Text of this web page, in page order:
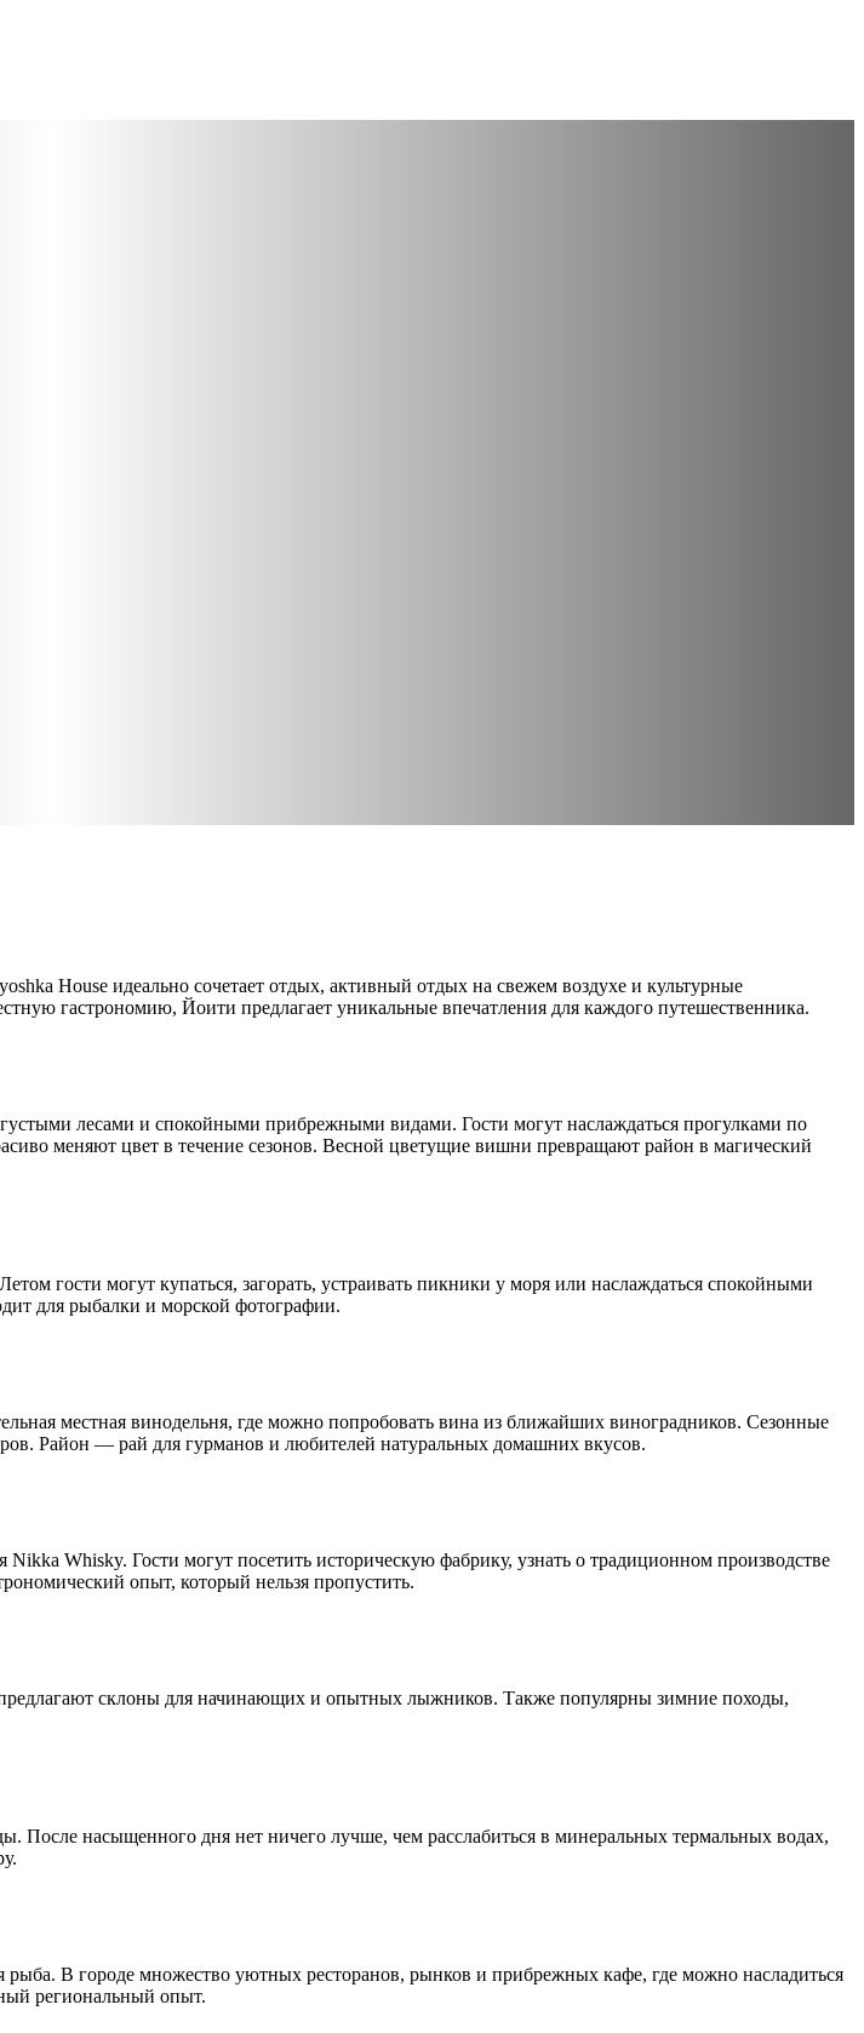
House идеально сочетает отдых, активный отдых на свежем воздухе и культурные
гастрономию, Йоити предлагает уникальные впечатления для каждого путешественника.
лесами и спокойными прибрежными видами. Гости могут наслаждаться прогулками по
меняют цвет в течение сезонов. Весной цветущие вишни превращают район в магический
гости могут купаться, загорать, устраивать пикники у моря или наслаждаться спокойными
для рыбалки и морской фотографии.
местная винодельня, где можно попробовать вина из ближайших виноградников. Сезонные
Район — рай для гурманов и любителей натуральных домашних вкусов.
Whisky. Гости могут посетить историческую фабрику, узнать о традиционном производстве
опыт, который нельзя пропустить.
склоны для начинающих и опытных лыжников. Также популярны зимние походы,
После насыщенного дня нет ничего лучше, чем расслабиться в минеральных термальных водах,
В городе множество уютных ресторанов, рынков и прибрежных кафе, где можно насладиться
региональный опыт.